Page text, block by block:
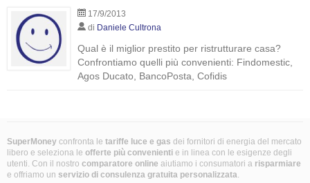
17/9/2013
di Daniele Cultrona
Qual è il miglior prestito per ristrutturare casa?
Confrontiamo quelli più convenienti: Findomestic,
Agos Ducato, BancoPosta, Cofidis
SuperMoney confronta le tariffe luce e gas dei fornitori di energia del mercato
libero e seleziona le offerte più convenienti e in linea con le esigenze degli
utenti. Con il nostro comparatore online aiutiamo i consumatori a risparmiare
e offriamo un servizio di consulenza gratuita personalizzata.